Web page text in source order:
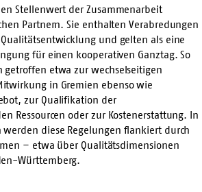
Stellenwert der Zusammenarbeit
Partnern. Sie enthalten Verabredungen
und gelten als eine
für einen kooperativen Ganztag. So
getroffen etwa zur wechselseitigen
in Gremien ebenso wie
zur Qualifikation der
Ressourcen oder zur Kostenerstattung. In
diese Regelungen flankiert durch
– etwa über Qualitätsdimensionen
Württemberg.